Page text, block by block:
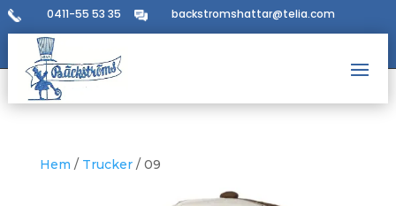
0411-55 53 35 backstromshattar@telia.com
Hem / Trucker/ 09